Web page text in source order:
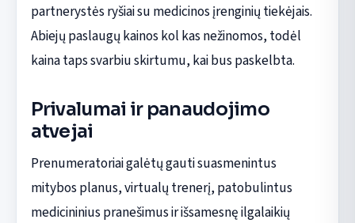
partnerystės ryšiai su medicinos įrenginių tiekėjais.
Abiejų paslaugų kainos kol kas nežinomos, todėl
kaina taps svarbiu skirtumu, kai bus paskelbta.
Privalumai ir panaudojimo
atvejai
Prenumeratoriai galėtų gauti suasmenintus
mitybos planus, virtualų trenerį, patobulintus
medicininius pranešimus ir išsamesnę ilgalaikių